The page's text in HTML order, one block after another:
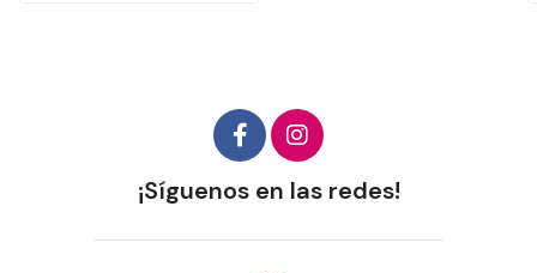
¡Síguenos en las redes!